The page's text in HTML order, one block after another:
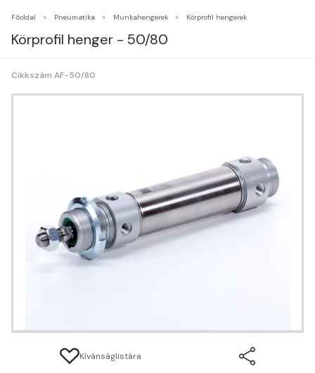
Főoldal Pneumatika Munkahengerek Körprofil hengerek
Körprofil henger - 50/80
Cikkszám AF-50/80
Kívánságlistára